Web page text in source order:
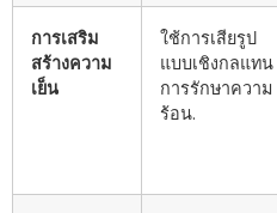
การเสริม
สร้างความ
เย็น
ใช้การเสียรูป
แบบเชิงกลแทน
การรักษาความ
ร้อน.